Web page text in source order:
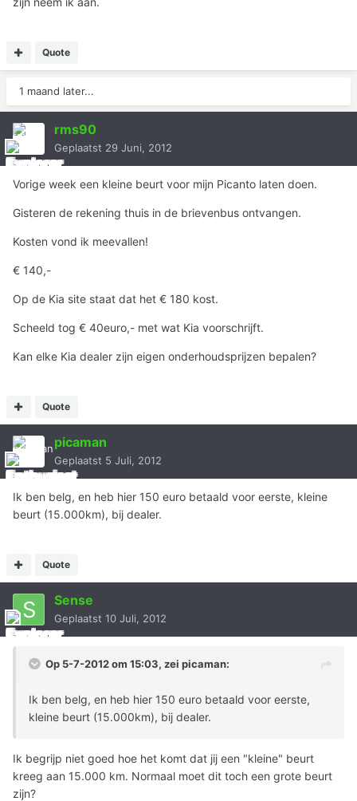
Quote
1 maand later...
rms90
Geplaatst 29 Juni, 2012
Vorige week een kleine beurt voor mijn Picanto laten doen.
Gisteren de rekening thuis in de brievenbus ontvangen.
Kosten vond ik meevallen!
€ 140,-
Op de Kia site staat dat het € 180 kost.
Scheeld tog € 40euro,- met wat Kia voorschrijft.
Kan elke Kia dealer zijn eigen onderhoudsprijzen bepalen?
Quote
picaman
Geplaatst 5 Juli, 2012
Ik ben belg, en heb hier 150 euro betaald voor eerste, kleine
beurt (15.000km), bij dealer.
Quote
Sense
Geplaatst 10 Juli, 2012
Op 5-7-2012 om 15:03, zei picaman:
Ik ben belg, en heb hier 150 euro betaald voor eerste,
kleine beurt (15.000km), bij dealer.
Ik begrijp niet goed hoe het komt dat jij een "kleine" beurt
kreeg aan 15.000 km. Normaal moet dit toch een grote beurt
zijn?